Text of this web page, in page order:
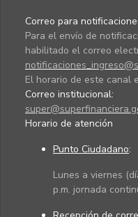
Correo para
Para el envío de
habilitado el correo
El horario de este canal
Correo institucional:
Horario de atención
Punto Ciudadano:
Lunes a viernes
p.m. jornada